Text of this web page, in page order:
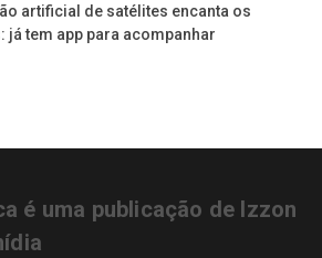
artificial de satélites encanta os
já tem app para acompanhar
é uma publicação de Izzon